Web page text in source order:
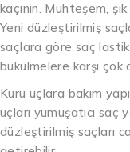
kaçının. Muhteşem,
Yeni düzleştirilmiş
saçlara göre saç
bükülmelere karşı çok
Kuru uçlara bakım
uçları yumuşatıcı saç
düzleştirilmiş saçları